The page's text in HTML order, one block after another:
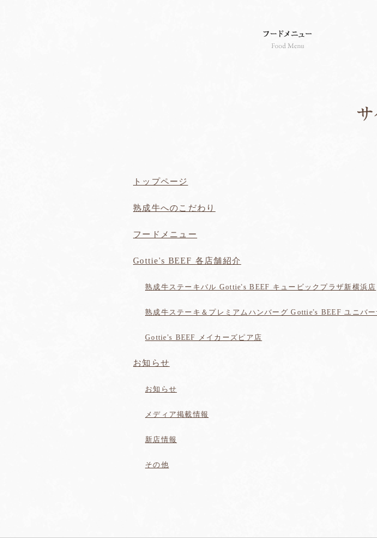
熟成牛へのこだわり
トップページ
熟成牛へのこだわり
フードメニュー
Gottie's BEEF 各店舗紹介
熟成牛ステーキバル Gottie's BEEF キュービックプラザ新横浜店
熟成牛ステーキ＆プレミアムハンバーグ Gottie's BEEF ユニバ
Gottie's BEEF メイカーズピア店
お知らせ
お知らせ
メディア掲載情報
新店情報
その他